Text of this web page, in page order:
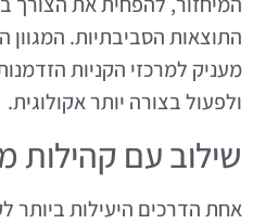
התוצאות הסביבתיות. המגוון
מעניק למרכזי הקניות
ולפעול בצורה יותר אקולוגית.
שילוב עם קהילות
אחת הדרכים היעילות ביותר